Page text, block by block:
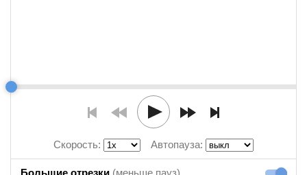
Скорость: Автопауза:
Большие отрезки (меньше пауз)